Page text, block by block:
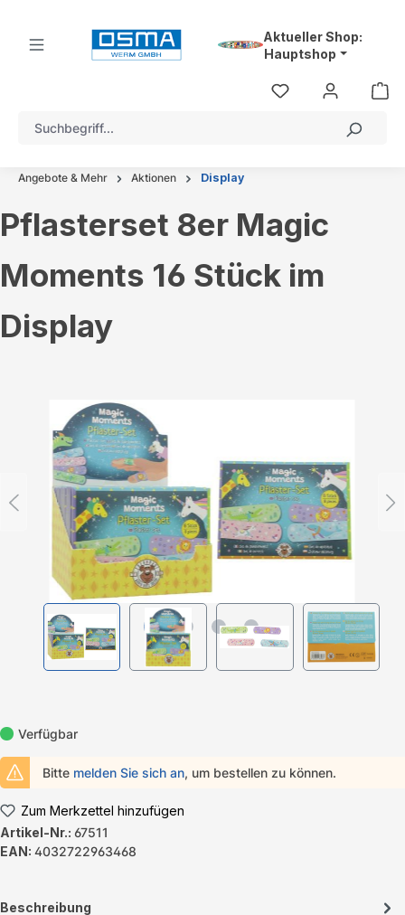
Aktueller Shop:
Hauptshop
Angebote & Mehr Aktionen Display
Pflasterset 8er Magic
Moments 16 Stück im
Display
Bildergalerie überspringen
Verfügbar
Bitte melden Sie sich an, um bestellen zu können.
Zum Merkzettel hinzufügen
Artikel-Nr.: 67511
EAN: 4032722963468
Beschreibung